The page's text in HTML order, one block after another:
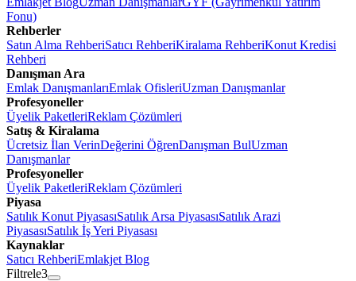
Fonu)
Rehberler
Satın Alma RehberiSatıcı RehberiKiralama RehberiKonut Kredisi
Rehberi
Danışman Ara
Emlak DanışmanlarıEmlak OfisleriUzman Danışmanlar
Profesyoneller
Üyelik PaketleriReklam Çözümleri
Satış & Kiralama
Ücretsiz İlan VerinDeğerini ÖğrenDanışman BulUzman
Danışmanlar
Profesyoneller
Üyelik PaketleriReklam Çözümleri
Piyasa
Satılık Konut PiyasasıSatılık Arsa PiyasasıSatılık Arazi
PiyasasıSatılık İş Yeri Piyasası
Kaynaklar
Satıcı RehberiEmlakjet Blog
Filtrele3